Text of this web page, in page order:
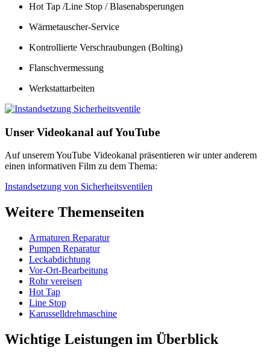
Hot Tap /Line Stop / Blasenabsperungen
Wärmetauscher-Service
Kontrollierte Verschraubungen (Bolting)
Flanschvermessung
Werkstattarbeiten
Unser Videokanal auf YouTube
Auf unserem YouTube Videokanal präsentieren wir unter anderem
einen informativen Film zu dem Thema:
Instandsetzung von Sicherheitsventilen
Weitere Themenseiten
Armaturen Reparatur
Pumpen Reparatur
Leckabdichtung
Vor-Ort-Bearbeitung
Rohr vereisen
Hot Tap
Line Stop
Karusselldrehmaschine
Wichtige Leistungen im Überblick